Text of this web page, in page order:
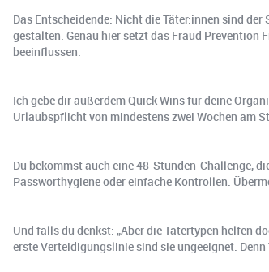
Das Entscheidende: Nicht die Täter:innen sind
gestalten. Genau hier setzt das Fraud Prevention
beeinflussen.
Ich gebe dir außerdem Quick Wins für deine
Urlaubspflicht von mindestens zwei Wochen am
Du bekommst auch eine 48-Stunden-Challenge,
Passworthygiene oder einfache Kontrollen.
Und falls du denkst: „Aber die Tätertypen helfen
erste Verteidigungslinie sind sie ungeeignet. Denn